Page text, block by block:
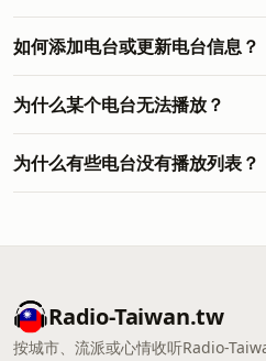
如何添加电台或更新电台信息？
为什么某个电台无法播放？
为什么有些电台没有播放列表？
Radio-Taiwan.tw
按城市、流派或心情收听Radio-